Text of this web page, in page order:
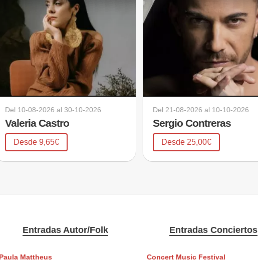
Del 10-08-2026 al30-10-2026
Valeria Castro
Desde 9,65€
Del 21-08-2026 al 10-10-2026
Sergio Contreras
Desde 25,00€
Entradas Autor/Folk
Paula Mattheus
Entradas Conciertos
Concert Music Festival